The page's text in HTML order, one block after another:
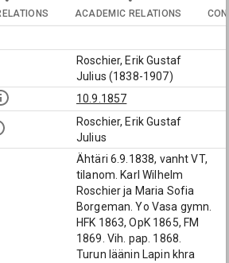
ACADEMIC RELATIONS
Roschier, Erik Gustaf
Julius (1838-1907)
10.9.1857
Roschier, Erik Gustaf
Julius
Ähtäri 6.9.1838, vanht VT,
tilanom. Karl Wilhelm
Roschier ja Maria Sofia
Borgeman. Yo Vasa gymn.
HFK 1863, OpK 1865, FM
1869. Vih. pap. 1868.
Turun läänin Lapin khra